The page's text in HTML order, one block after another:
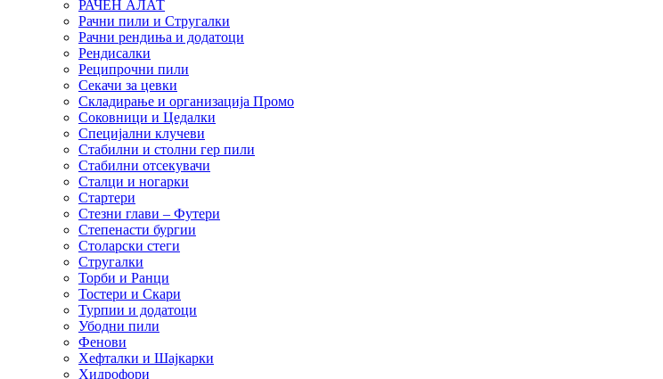
РАЧЕН АЛАТ
Рачни пили и Стругалки
Рачни рендиња и додатоци
Рендисалки
Реципрочни пили
Секачи за цевки
Складирање и организација Промо
Соковници и Цедалки
Специјални клучеви
Стабилни и столни гер пили
Стабилни отсекувачи
Сталци и ногарки
Стартери
Стезни глави – Футери
Степенасти бургии
Столарски стеги
Стругалки
Торби и Ранци
Тостери и Скари
Турпии и додатоци
Убодни пили
Фенови
Хефталки и Шајкарки
Хидрофори